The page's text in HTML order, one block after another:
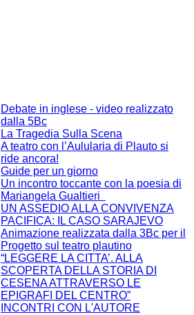
Debate in inglese - video realizzato
dalla 5Bc
La Tragedia Sulla Scena
A teatro con l’Aulularia di Plauto si
ride ancora!
Guide per un giorno
Un incontro toccante con la poesia di
Mariangela Gualtieri
UN ASSEDIO ALLA CONVIVENZA
PACIFICA: IL CASO SARAJEVO
Animazione realizzata dalla 3Bc per il
Progetto sul teatro plautino
“LEGGERE LA CITTA’. ALLA
SCOPERTA DELLA STORIA DI
CESENA ATTRAVERSO LE
EPIGRAFI DEL CENTRO”
INCONTRI CON L'AUTORE